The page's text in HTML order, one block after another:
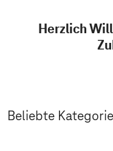
Herzlich
Beliebte